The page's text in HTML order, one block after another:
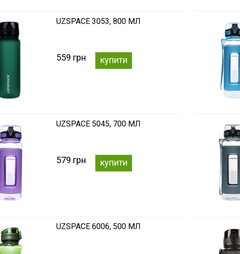
UZSPACE 3053, 800 МЛ
559 грн купити
UZSPACE 5045, 700 МЛ
579 грн купити
UZSPACE 6006, 500 МЛ